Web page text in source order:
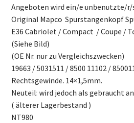
Angeboten wird ein/e unbenutzte/r/
Original Mapco Spurstangenkopf
E36 Cabriolet / Compact / Coupe /
(Siehe Bild)
(OE Nr. nur zu Vergleichszwecken)
19663 / 5031511 / 8500 11102 /
Rechtsgewinde. 14×1,5mm.
Neuteil: wird jedoch als gebraucht
( älterer Lagerbestand )
NT980